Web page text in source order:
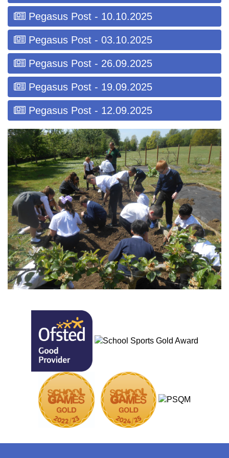
Pegasus Post - 10.10.2025
Pegasus Post - 03.10.2025
Pegasus Post - 26.09.2025
Pegasus Post - 19.09.2025
Pegasus Post - 12.09.2025